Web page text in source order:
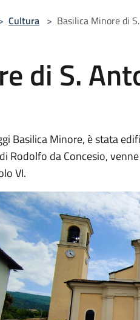
Cultura > Basilica Minore di
di S.
Basilica Minore, è stata
Rodolfo da Concesio,
VI.